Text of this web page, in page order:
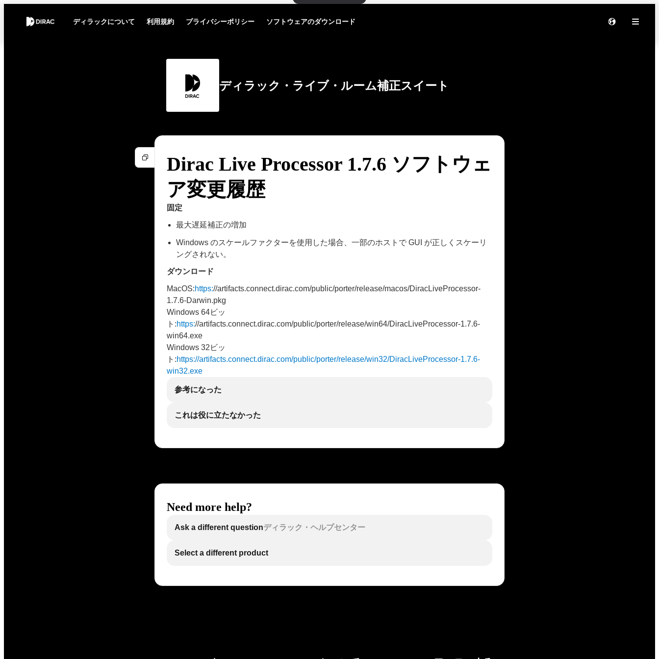
ディラックについて 利用規約 プライバシーポリシー ソフトウェアのダウンロード
ディラック・ライブ・ルーム補正スイート
Dirac Live Processor 1.7.6 ソフトウェ
ア変更履歴
固定
最大遅延補正の増加
Windows のスケールファクターを使用した場合、一部のホストで GUI が正しくスケーリ
ングされない。
ダウンロード
MacOS:https://artifacts.connect.dirac.com/public/porter/release/macos/DiracLiveProcessor-
1.7.6-Darwin.pkg
Windows 64ビッ
ト:https://artifacts.connect.dirac.com/public/porter/release/win64/DiracLiveProcessor-1.7.6-
win64.exe
Windows 32ビッ
ト:https://artifacts.connect.dirac.com/public/porter/release/win32/DiracLiveProcessor-1.7.6-
win32.exe
参考になった
これは役に立たなかった
Need more help?
Ask a different questionディラック・ヘルプセンター
Select a different product